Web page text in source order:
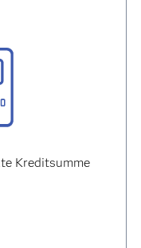
Kreditsumme